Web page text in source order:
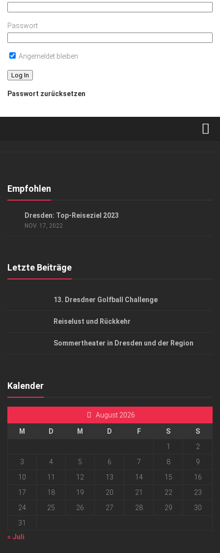
Passwort
Angemeldet bleiben
Passwort zurücksetzen
Kontakt, Impressum
Empfohlen
Dresden: Top-Reiseziel 2023
NOV. 17, 2022
Letzte Beiträge
13. Dresdner Golfball Challenge
Reiselust und Rückkehr
Sommertheater in Dresden und der Region
Kalender
August 2026
M D M D F S
S
1
2
3
4 5 6 7 8
9
10
11 12 13 14 15
16
17
18 19 20 21 22
23
24
25 26 27 28 29
30
31
« Juli